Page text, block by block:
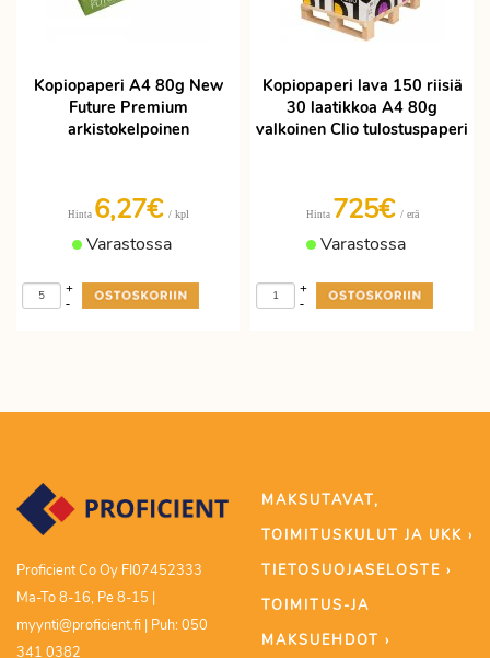
Kopiopaperi A4 80g New
Future Premium
arkistokelpoinen
Hinta 6,27€ / kpl
Varastossa
-
+
Kopiopaperi lava 150 riisiä
30 laatikkoa A4 80g
valkoinen Clio tulostuspaperi
Hinta 725€ / erä
Varastossa
-
+
Proficient Co Oy FI07452333
Ma-To 8-16, Pe 8-15 |
myynti@proficient.fi | Puh: 050
341 0382
MAKSUTAVAT,
TOIMITUSKULUT JA UKK ›
TIETOSUOJASELOSTE ›
TOIMITUS-JA
MAKSUEHDOT ›